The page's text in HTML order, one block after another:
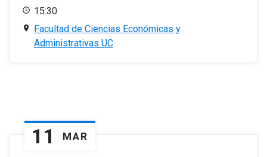
15:30
Facultad de Ciencias Económicas y
Administrativas UC
11 MAR